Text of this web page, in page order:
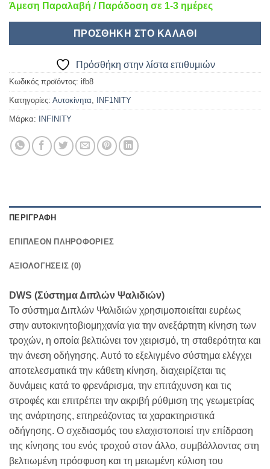
Άμεση Παραλαβή / Παράδοση σε 1-3 ημέρες
ΠΡΟΣΘΉΚΗ ΣΤΟ ΚΑΛΆΘΙ
Πρόσθήκη στην λίστα επιθυμιών
Κωδικός προϊόντος: ifb8
Κατηγορίες: Αυτοκίνητα, INF1NITY
Μάρκα: INFINITY
ΠΕΡΙΓΡΑΦΉ
ΕΠΙΠΛΈΟΝ ΠΛΗΡΟΦΟΡΊΕΣ
ΑΞΙΟΛΟΓΉΣΕΙΣ (0)
DWS (Σύστημα Διπλών Ψαλιδιών)
Το σύστημα Διπλών Ψαλιδιών χρησιμοποιείται ευρέως
στην αυτοκινητοβιομηχανία για την ανεξάρτητη κίνηση των
τροχών, η οποία βελτιώνει τον χειρισμό, τη σταθερότητα και
την άνεση οδήγησης. Αυτό το εξελιγμένο σύστημα ελέγχει
αποτελεσματικά την κάθετη κίνηση, διαχειρίζεται τις
δυνάμεις κατά το φρενάρισμα, την επιτάχυνση και τις
στροφές και επιτρέπει την ακριβή ρύθμιση της γεωμετρίας
της ανάρτησης, επηρεάζοντας τα χαρακτηριστικά
οδήγησης. Ο σχεδιασμός του ελαχιστοποιεί την επίδραση
της κίνησης του ενός τροχού στον άλλο, συμβάλλοντας στη
βελτιωμένη πρόσφυση και τη μειωμένη κύλιση του